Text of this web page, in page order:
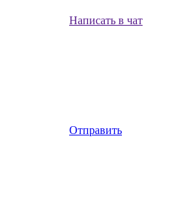
Написать в чат
Отправить